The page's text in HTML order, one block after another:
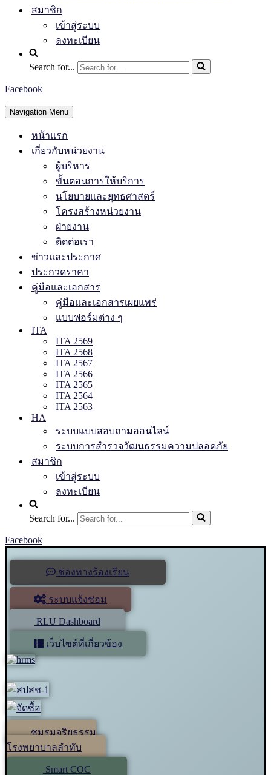
สมาชิก
เข้าสู่ระบบ
ลงทะเบียน
Search for...
Facebook
Navigation Menu
หน้าแรก
เกี่ยวกับหน่วยงาน
ผู้บริหาร
ขั้นตอนการให้บริการ
นโยบายและยุทธศาสตร์
โครงสร้างหน่วยงาน
ฝ่ายงาน
ติดต่อเรา
ข่าวและประกาศ
ประกวดราคา
คู่มือและเอกสาร
คู่มือและเอกสารเผยแพร่
แบบฟอร์มต่าง ๆ
ITA
ITA 2569
ITA 2568
ITA 2567
ITA 2566
ITA 2565
ITA 2564
ITA 2563
HA
ระบบแบบสอบถามออนไลน์
ระบบการสำรวจวัฒนธรรมความปลอดภัย
สมาชิก
เข้าสู่ระบบ
ลงทะเบียน
Search for...
Facebook
ช่องทางร้องเรียน
ระบบแจ้งซ่อม
RLU Dashboard
เว็บไซต์ที่เกี่ยวข้อง
ชมรมจริยธรรม
โรงพยาบาลลำทับ
Smart COC